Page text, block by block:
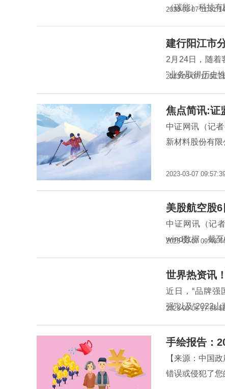
（碳能）科技
2023-03-07 11:51:14
建行阳江市
2月24日，随着
"业务取得历史
2023-03-07 11:53:21
焦点简讯:证
中证网讯（记
新材料股份有
2023-03-07
美股航空股
中证网讯（记
wind数据，截
2023-03-07
世界热资讯
近日，“品牌强
强”以及“2022
2023-03-06
手绘报告：
【来源：中国
错误或侵犯了